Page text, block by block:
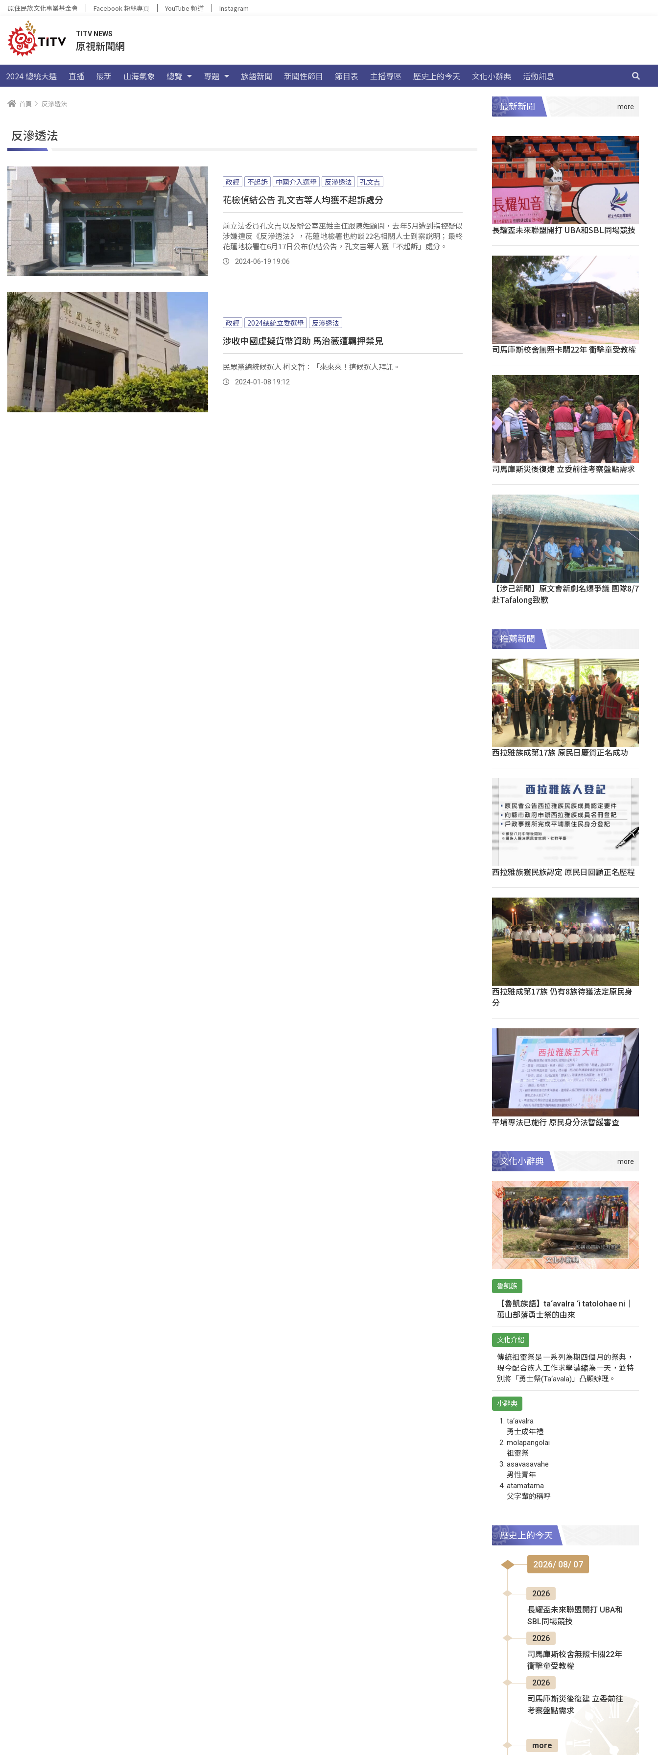
原住民族文化事業基金會 Facebook 粉絲專頁 YouTube 頻道 Instagram
TITV NEWS
原視新聞網
2024 總統大選 直播 最新 山海氣象 總覽 專題 族語新聞 新聞性節目 節目表 主播專區 歷史上的今天 文化小辭典 活動訊息
首頁 反滲透法
反滲透法
政經 不起訴 中國介入選舉 反滲透法 孔文吉
花檢偵結公告 孔文吉等人均獲不起訴處分
前立法委員孔文吉以及辦公室巫姓主任跟陳姓顧問，去年5月遭到指控疑似
涉嫌違反《反滲透法》，花蓮地檢署也約談22名相關人士到案說明；最終
花蓮地檢署在6月17日公布偵結公告，孔文吉等人獲「不起訴」處分。
2024-06-19 19:06
政經 2024總統立委選舉 反滲透法
涉收中國虛擬貨幣資助 馬治薇遭羈押禁見
民眾黨總統候選人 柯文哲：「來來來！這候選人拜託。
2024-01-08 19:12
最新新聞
長耀盃未來聯盟開打 UBA和SBL同場競技
司馬庫斯校舍無照卡關22年 衝擊童受教權
司馬庫斯災後復建 立委前往考察盤點需求
【涉己新聞】原文會新劇名爆爭議 團隊8/7
赴Tafalong致歉
推薦新聞
西拉雅族成第17族 原民日慶賀正名成功
西拉雅族獲民族認定 原民日回顧正名歷程
西拉雅成第17族 仍有8族待獲法定原民身
分
平埔專法已施行 原民身分法暫緩審查
文化小辭典
魯凱族
【魯凱族語】ta‘avalra ‘i tatolohae ni｜
萬山部落勇士祭的由來
文化介紹
傳統祖靈祭是一系列為期四個月的祭典，
現今配合族人工作求學濃縮為一天，並特
別將「勇士祭(Ta‘avala)」凸顯辦理。
小辭典
ta‘avalra
勇士成年禮
molapangolai
祖靈祭
asavasavahe
男性青年
atamatama
父字輩的稱呼
歷史上的今天
2026/ 08/ 07
2026
長耀盃未來聯盟開打 UBA和
SBL同場競技
2026
司馬庫斯校舍無照卡關22年
衝擊童受教權
2026
司馬庫斯災後復建 立委前往
考察盤點需求
more